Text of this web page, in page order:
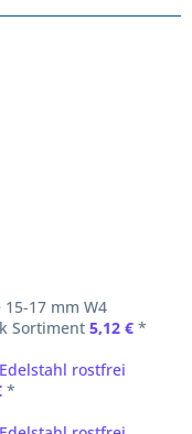
17 mm W4
Sortiment 5,12 € *
rostfrei
*